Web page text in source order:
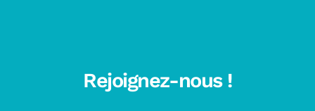
Rejoignez-nous !